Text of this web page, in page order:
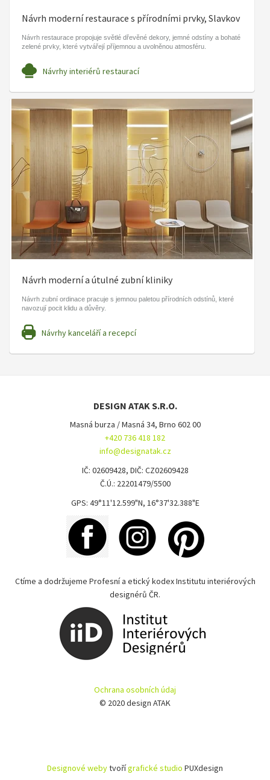
Návrh moderní restaurace s přírodními prvky, Slavkov
Návrh restaurace propojuje světlé dřevěné dekory, jemné odstíny a bohaté
zelené prvky, které vytvářejí příjemnou a uvolněnou atmosféru.
Návrhy interiérů restaurací
Návrh moderní a útulné zubní kliniky
Návrh zubní ordinace pracuje s jemnou paletou přírodních odstínů, které
navozují pocit klidu a důvěry.
Návrhy kanceláří a recepcí
DESIGN ATAK S.R.O.
Masná burza / Masná 34, Brno 602 00
+420 736 418 182
info@designatak.cz
IČ: 02609428, DIČ: CZ02609428
Č.Ú.: 22201479/5500
GPS: 49°11'12.599"N, 16°37'32.388"E
Ctíme a dodržujeme Profesní a etický kodex Institutu interiérových
designérů ČR.
Ochrana osobních údaj
© 2020 design ATAK
Designové webytvořígrafické studio PUXdesign